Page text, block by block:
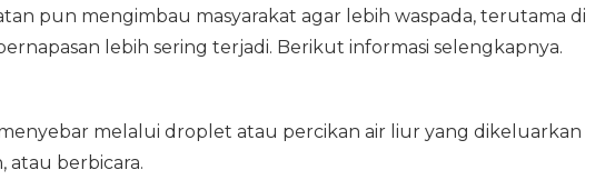
pun mengimbau masyarakat agar lebih waspada, terutama di
lebih sering terjadi. Berikut informasi selengkapnya.
melalui droplet atau percikan air liur yang dikeluarkan
atau berbicara.